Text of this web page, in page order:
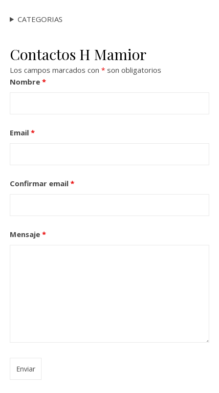
CATEGORIAS
Contactos H Mamior
Los campos marcados con * son obligatorios
Nombre *
Email *
Confirmar email *
Mensaje *